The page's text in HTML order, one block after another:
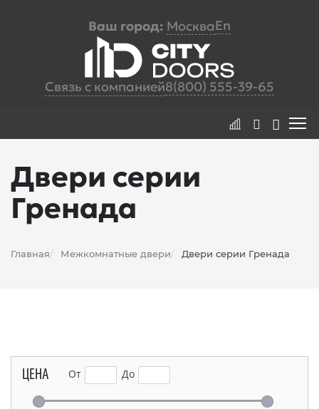
Ваш город: МоскваEn
Связь с компанией8(800) 555-39-65
Двери серии
Гренада
Главная/ Межкомнатные двери/ Двери серии Гренада
ЦЕНА От До